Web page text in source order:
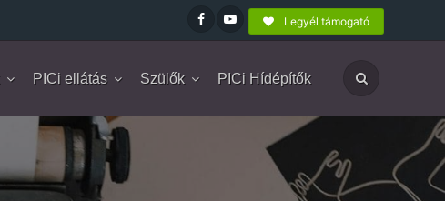
Legyél támogató
PICi ellátás Szülők PICi Hídépítők